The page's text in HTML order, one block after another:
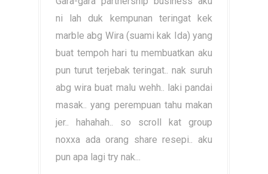
ni lah duk kempunan teringat kek
marble abg Wira (suami kak Ida) yang
buat tempoh hari tu membuatkan aku
pun turut terjebak teringat.. nak suruh
abg wira buat malu wehh.. laki pandai
masak.. yang perempuan tahu makan
jer.. hahahah.. so scroll kat group
noxxa ada orang share resepi.. aku
pun apa lagi try nak...